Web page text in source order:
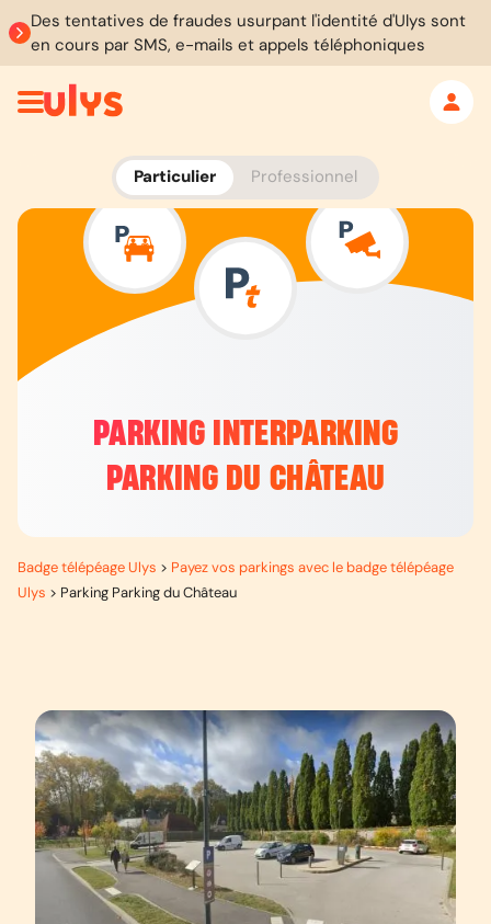
Des tentatives de fraudes usurpant l'identité d'Ulys sont
en cours par SMS, e-mails et appels téléphoniques
Particulier Professionnel
PARKING INTERPARKING
PARKING DU CHÂTEAU
Badge télépéage Ulys > Payez vos parkings avec le badge télépéage
Ulys > Parking Parking du Château